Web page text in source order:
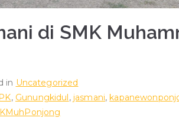
di SMK
in Uncategorized
, Gunungkidul, jasmani,